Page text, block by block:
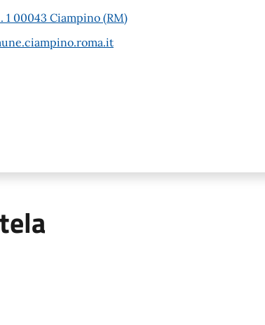
1 00043 Ciampino (RM)